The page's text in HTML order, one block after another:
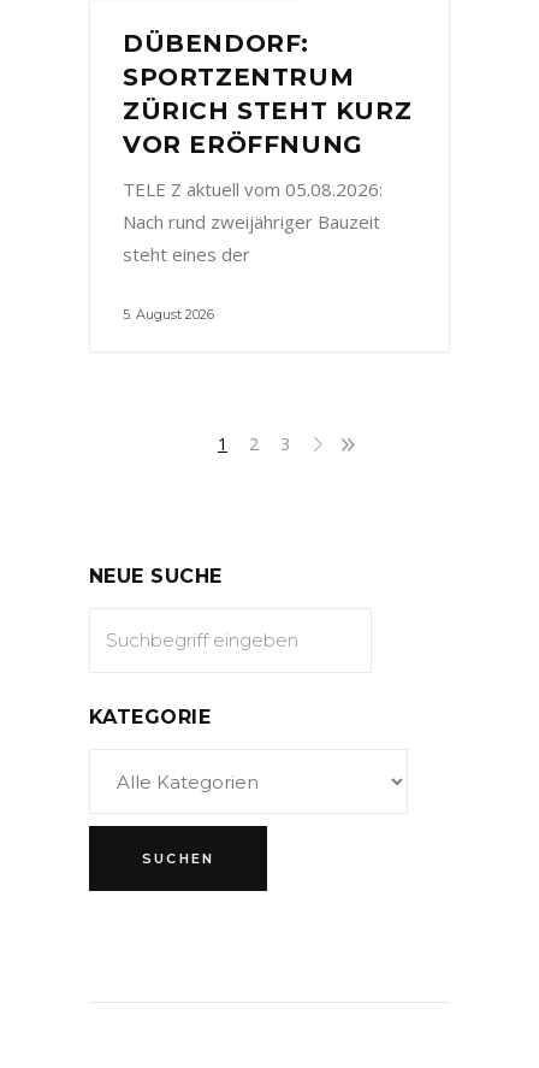
DÜBENDORF:
SPORTZENTRUM
ZÜRICH STEHT KURZ
VOR ERÖFFNUNG
TELE Z aktuell vom 05.08.2026:
Nach rund zweijähriger Bauzeit
steht eines der
5. August 2026
1 2 3
NEUE SUCHE
KATEGORIE